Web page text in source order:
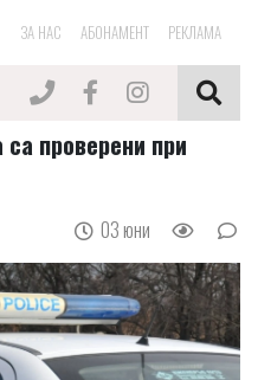
ЗА НАС АБОНАМЕНТ РЕКЛАМА
проверени при
03 юни